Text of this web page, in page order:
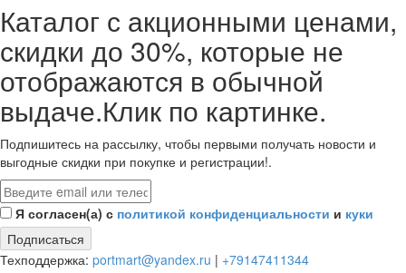
Каталог с акционными ценами,
скидки до 30%, которые не
отображаются в обычной
выдаче.Клик по картинке.
Подпишитесь на рассылку, чтобы первыми получать новости и
выгодные скидки при покупке и регистрации!.
Я согласен(а) с политикой конфиденциальности и куки
Подписаться
Техподдержка: portmart@yandex.ru | +79147411344